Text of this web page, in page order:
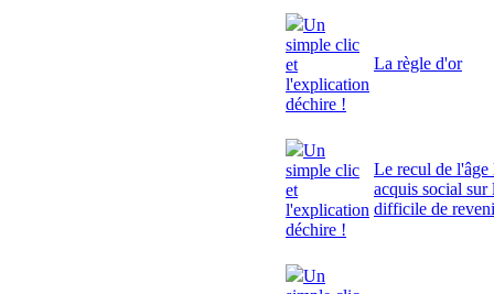
Un
simple clic
et
l'explication
déchire !
La règle d'or
Un
simple clic
et
l'explication
déchire !
Le recul de l'âge
acquis social sur
difficile de
Un